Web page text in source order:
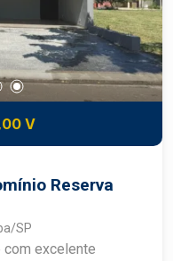
V
Reserva
SP
com excelente